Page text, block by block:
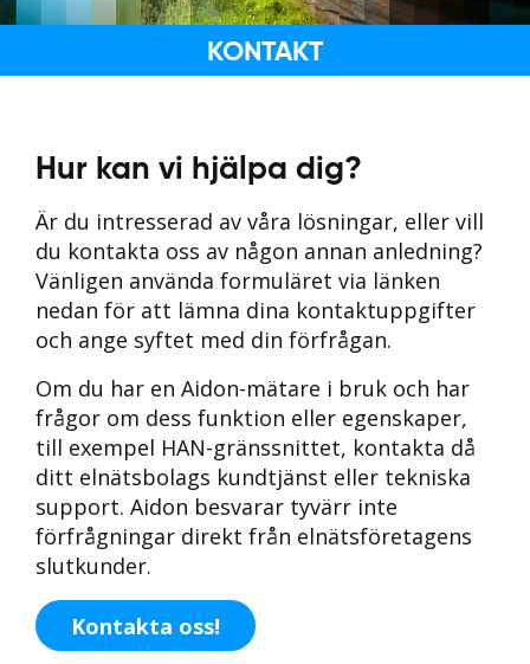
KONTAKT
Hur kan vi hjälpa dig?
Är du intresserad av våra lösningar, eller vill
du kontakta oss av någon annan anledning?
Vänligen använda formuläret via länken
nedan för att lämna dina kontaktuppgifter
och ange syftet med din förfrågan.
Om du har en Aidon-mätare i bruk och har
frågor om dess funktion eller egenskaper,
till exempel HAN-gränssnittet, kontakta då
ditt elnätsbolags kundtjänst eller tekniska
support. Aidon besvarar tyvärr inte
förfrågningar direkt från elnätsföretagens
slutkunder.
Kontakta oss!